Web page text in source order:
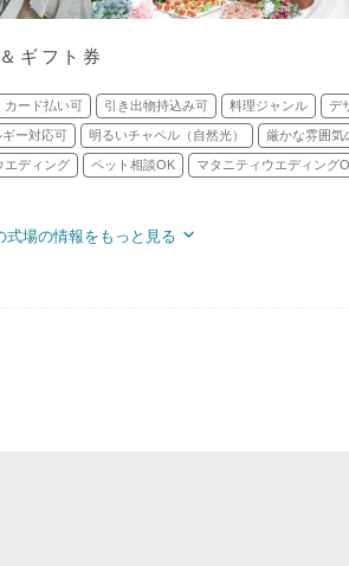
ギフト券
カード払い可 引き出物持込み可 料理ジャンル デ
ギー対応可 明るいチャペル（自然光） 厳かな雰囲気
エディング ペット相談OK マタニティウエディング
式場の情報をもっと見る